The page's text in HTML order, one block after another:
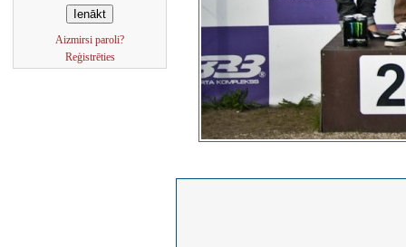
Aizmirsi paroli?
Reģistrēties